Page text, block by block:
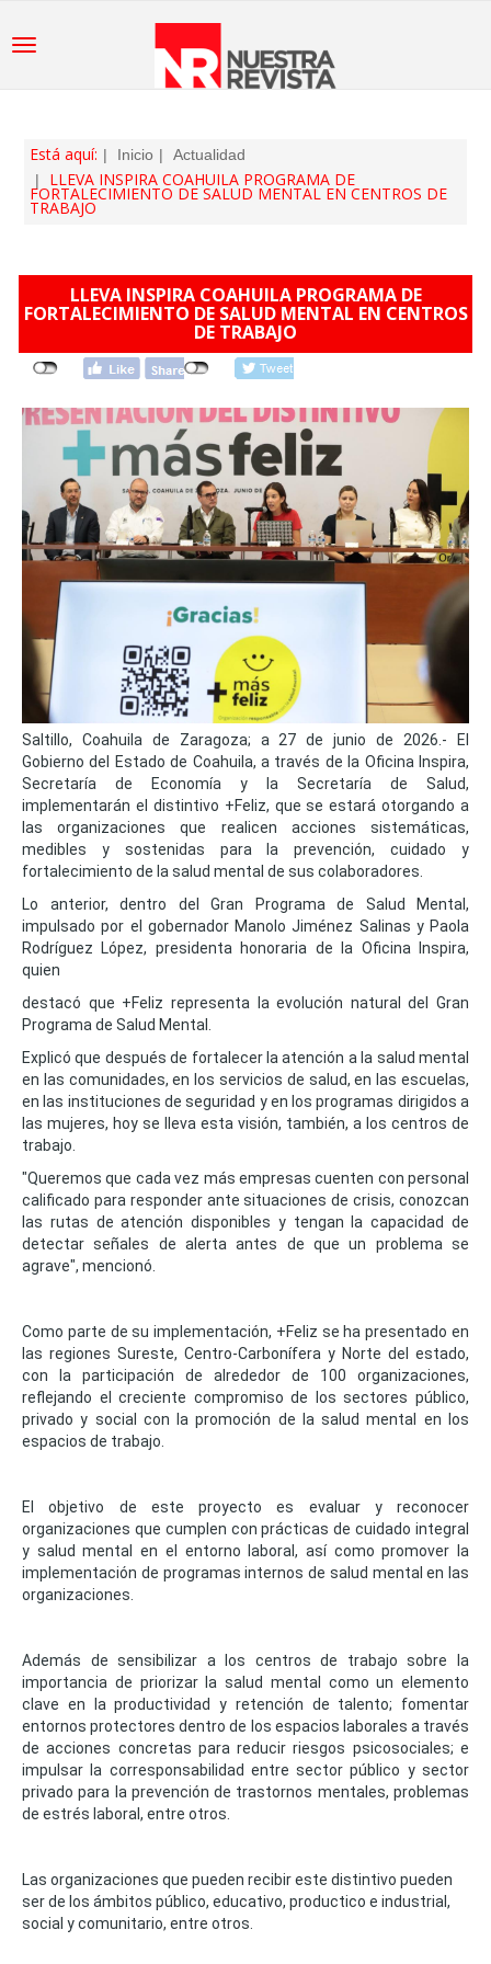
Está aquí: Inicio Actualidad
LLEVA INSPIRA COAHUILA PROGRAMA DE
FORTALECIMIENTO DE SALUD MENTAL EN CENTROS DE
TRABAJO
LLEVA INSPIRA COAHUILA PROGRAMA DE
FORTALECIMIENTO DE SALUD MENTAL EN CENTROS
DE TRABAJO
Saltillo, Coahuila de Zaragoza; a 27 de junio de 2026.- El
Gobierno del Estado de Coahuila, a través de la Oficina Inspira,
Secretaría de Economía y la Secretaría de Salud,
implementarán el distintivo +Feliz, que se estará otorgando a
las organizaciones que realicen acciones sistemáticas,
medibles y sostenidas para la prevención, cuidado y
fortalecimiento de la salud mental de sus colaboradores.
Lo anterior, dentro del Gran Programa de Salud Mental,
impulsado por el gobernador Manolo Jiménez Salinas y Paola
Rodríguez López, presidenta honoraria de la Oficina Inspira,
quien
destacó que +Feliz representa la evolución natural del Gran
Programa de Salud Mental.
Explicó que después de fortalecer la atención a la salud mental
en las comunidades, en los servicios de salud, en las escuelas,
en las instituciones de seguridad y en los programas dirigidos a
las mujeres, hoy se lleva esta visión, también, a los centros de
trabajo.
"Queremos que cada vez más empresas cuenten con personal
calificado para responder ante situaciones de crisis, conozcan
las rutas de atención disponibles y tengan la capacidad de
detectar señales de alerta antes de que un problema se
agrave", mencionó.
Como parte de su implementación, +Feliz se ha presentado en
las regiones Sureste, Centro-Carbonífera y Norte del estado,
con la participación de alrededor de 100 organizaciones,
reflejando el creciente compromiso de los sectores público,
privado y social con la promoción de la salud mental en los
espacios de trabajo.
El objetivo de este proyecto es evaluar y reconocer
organizaciones que cumplen con prácticas de cuidado integral
y salud mental en el entorno laboral, así como promover la
implementación de programas internos de salud mental en las
organizaciones.
Además de sensibilizar a los centros de trabajo sobre la
importancia de priorizar la salud mental como un elemento
clave en la productividad y retención de talento; fomentar
entornos protectores dentro de los espacios laborales a través
de acciones concretas para reducir riesgos psicosociales; e
impulsar la corresponsabilidad entre sector público y sector
privado para la prevención de trastornos mentales, problemas
de estrés laboral, entre otros.
Las organizaciones que pueden recibir este distintivo pueden
ser de los ámbitos público, educativo, productico e industrial,
social y comunitario, entre otros.